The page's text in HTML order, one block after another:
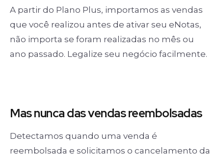
A partir do Plano Plus, importamos as vendas
que você realizou antes de ativar seu eNotas,
não importa se foram realizadas no mês ou
ano passado. Legalize seu negócio facilmente.
Mas nuncadas vendasreembolsadas
Detectamos quando uma venda é
reembolsada e solicitamos o cancelamento da